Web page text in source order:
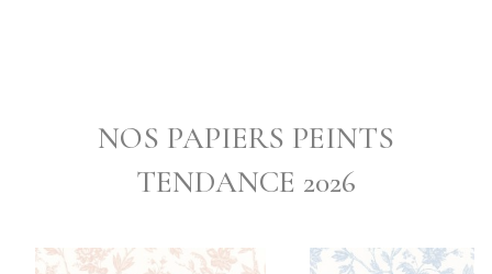
NOS PAPIERS PEINTS
TENDANCE 2026